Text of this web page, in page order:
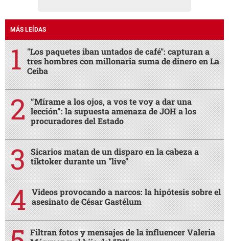
MÁS LEÍDAS
"Los paquetes iban untados de café": capturan a
tres hombres con millonaria suma de dinero en La
Ceiba
“Mírame a los ojos, a vos te voy a dar una
lección”: la supuesta amenaza de JOH a los
procuradores del Estado
Sicarios matan de un disparo en la cabeza a
tiktoker durante un "live"
Videos provocando a narcos: la hipótesis sobre el
asesinato de César Gastélum
Filtran fotos y mensajes de la influencer Valeria